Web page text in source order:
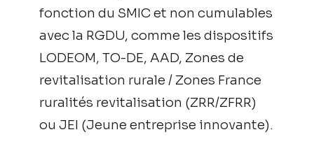
fonction du SMIC et non cumulables
avec la RGDU, comme les dispositifs
LODEOM, TO-DE, AAD, Zones de
revitalisation rurale / Zones France
ruralités revitalisation (ZRR/ZFRR)
ou JEI (Jeune entreprise innovante).